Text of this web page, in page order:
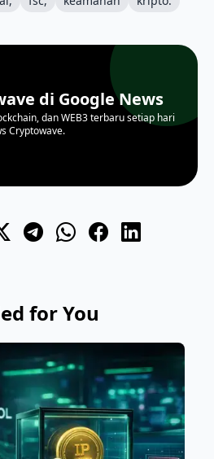
di Google News
dan WEB3 terbaru setiap hari
Cryptowave.
for You